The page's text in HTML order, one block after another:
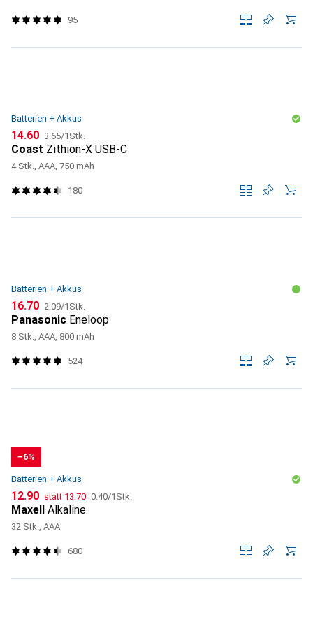
95
Batterien + Akkus
CHF
14.60 CHF
3.65/1Stk.
Coast Zithion-X USB-C
4 Stk., AAA, 750 mAh
180
Batterien + Akkus
CHF
16.70 CHF
2.09/1Stk.
Panasonic Eneloop
8 Stk., AAA, 800 mAh
524
−6%
Batterien + Akkus
CHF
12.90 statt CHF
13.70 CHF
0.40/1Stk.
Maxell Alkaline
32 Stk., AAA
680